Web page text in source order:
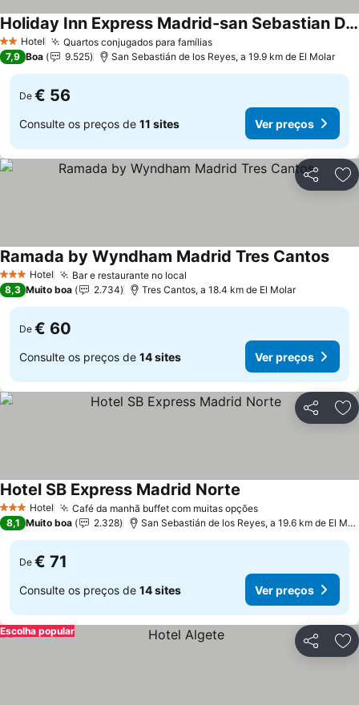
2 Estrelas
Hotel Quartos conjugados para famílias
Holiday Inn Express Madrid-san Sebastian D/l Reyes By Ihg
7,9 Boa 9.525 San Sebastián de los Reyes, a 19.9 km de El Molar
De € 56
Consulte os preços de 11 sites Ver preços
Partilhar
3 EstrelasHotel Bar e restaurante no local
Ramada by Wyndham Madrid Tres Cantos
8,3 Muito boa 2.734 Tres Cantos, a 18.4 km de El Molar
De € 60
Consulte os preços de 14 sites Ver preços
Partilhar
3 EstrelasHotel Café da manhã buffet com muitas opções
Hotel SB Express Madrid Norte
8,1 Muito boa 2.328 San Sebastián de los Reyes, a 19.6 km de El Molar
De € 71
Consulte os preços de 14 sites Ver preços
Partilhar
Escolha popular